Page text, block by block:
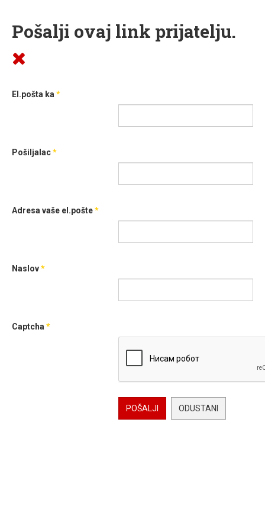
Pošalji ovaj link prijatelju.
El.pošta ka *
Pošiljalac*
Adresa vaše el.pošte*
Naslov*
Captcha *
POŠALJI ODUSTANI